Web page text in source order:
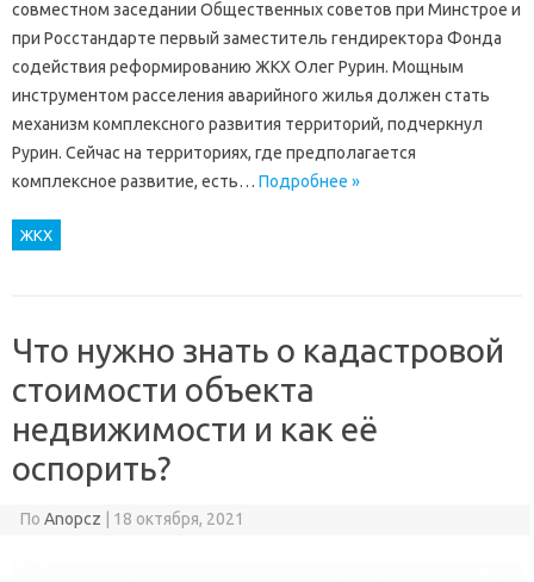
совместном заседании Общественных советов при Минстрое и
при Росстандарте первый заместитель гендиректора Фонда
содействия реформированию ЖКХ Олег Рурин. Мощным
инструментом расселения аварийного жилья должен стать
механизм комплексного развития территорий, подчеркнул
Рурин. Сейчас на территориях, где предполагается
комплексное развитие, есть… Подробнее »
ЖКХ
Что нужно знать о кадастровой
стоимости объекта
недвижимости и как её
оспорить?
По Anopcz 18 октября, 2021